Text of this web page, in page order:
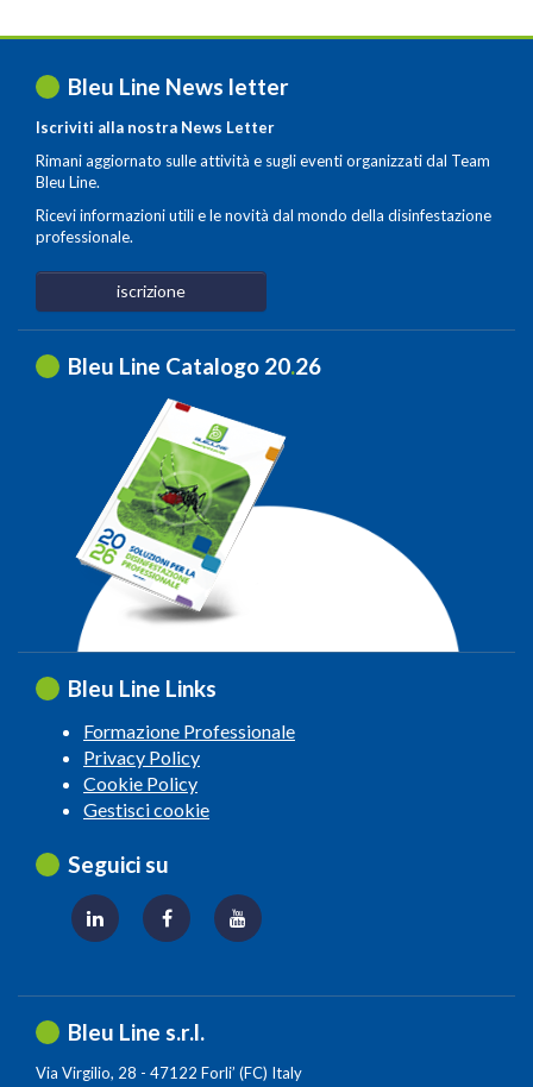
Bleu Line News letter
Iscriviti alla nostra News Letter
Rimani aggiornato sulle attività e sugli eventi organizzati dal Team
Bleu Line.
Ricevi informazioni utili e le novità dal mondo della disinfestazione
professionale.
iscrizione
Bleu Line Catalogo 20.26
Bleu Line Links
Formazione Professionale
Privacy Policy
Cookie Policy
Gestisci cookie
Seguici su
Bleu Line s.r.l.
Via Virgilio, 28 - 47122 Forli’ (FC) Italy